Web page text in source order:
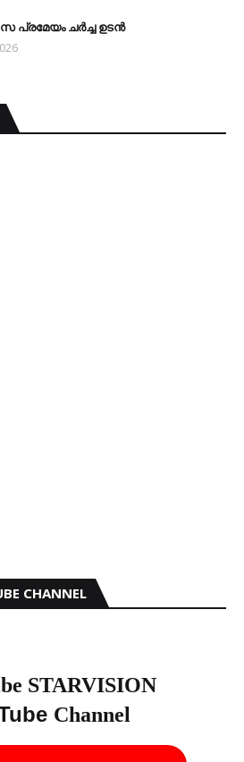
പ്രമേയം ചര്‍ച്ച ഉടന്‍
CHANNEL
STARVISION
Channel